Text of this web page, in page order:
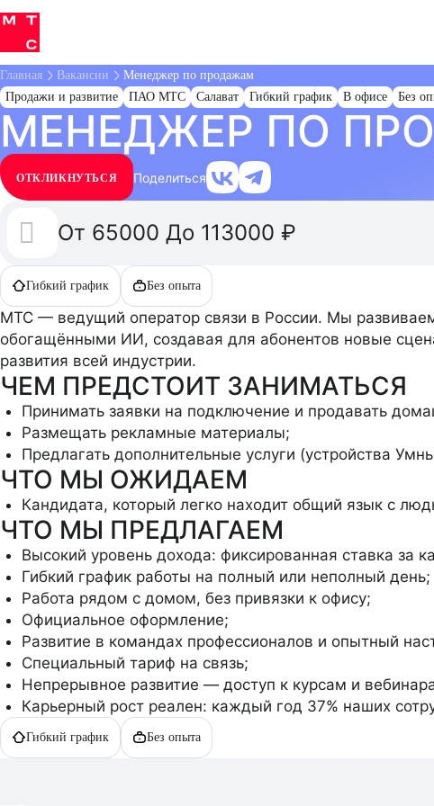
HR 14 АДМИНИСТРАТИВНЫЙ ПЕРСОНАЛ 73
КОНТРОЛЬ КАЧЕСТВА, АУДИТ И КОМПЛАЕНС
СТАЖИРОВКИ 7 СТРАТЕГИЯ И РАЗВИТИЕ 7
Детальная
страница
вакансии
Главная Вакансии
Менеджер по продажам
Продажи и развитие
ПАО МТС Салават Гибкий график В офисе Без
МЕНЕДЖЕР ПО
ОТКЛИКНУТЬСЯ Поделиться
МТС — ведущий оператор связи в России. Мы
обогащёнными ИИ, создавая для абонентов новые
развития всей индустрии.
ЧЕМ ПРЕДСТОИТ ЗАНИМАТЬСЯ
Принимать заявки на подключение и продавать
Размещать рекламные материалы;
Предлагать дополнительные услуги (устройства
ЧТО МЫ ОЖИДАЕМ
Кандидата, который легко находит общий язык с
ЧТО МЫ ПРЕДЛАГАЕМ
Высокий уровень дохода: фиксированная ставка за
Гибкий график работы на полный или неполный день;
Работа рядом с домом, без привязки к офису;
Официальное оформление;
Развитие в командах профессионалов и опытный
Специальный тариф на связь;
Непрерывное развитие — доступ к курсам и
Карьерный рост реален: каждый год 37% наших
Гибкий график Без опыта
От 65000 До 113000 ₽
Гибкий график Без опыта